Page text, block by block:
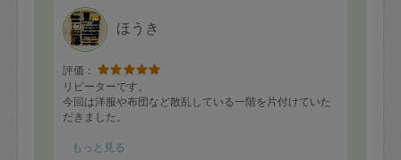
ほうき
評価：
リピーターです。
今回は洋服や布団など散乱している一階を片付けていた
だきました。
あまり物を捨てられなくて
もっと見る